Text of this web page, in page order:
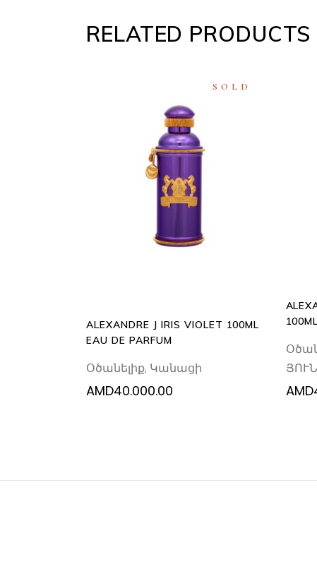
RELATED PRODUCTS
SOLD
READ
MORE
ALEXANDRE J IRIS VIOLET 100ML
EAU DE PARFUM
Օծանելիք, Կանացի
AMD40.000.00 AMD